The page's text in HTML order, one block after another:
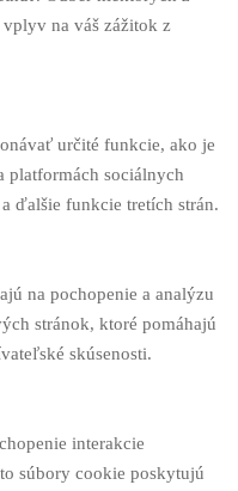
na váš zážitok z
určité funkcie, ako je
platformách sociálnych
ďalšie funkcie tretích strán.
na pochopenie a analýzu
stránok, ktoré pomáhajú
skúsenosti.
interakcie
súbory cookie poskytujú